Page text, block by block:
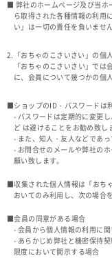
■ 弊社のホームページ及び当
ら取得された各種情報の利用
い」は一切の責任を負いません
2.「おちゃのこさいさい」の個
「おちゃのこさいさい」では
に、会員について幾つかの個
■ショップのID・パスワードは
- パスワードは定期的に変更
ど は避けることをお勧め致し
- また、知人・友人などであ
- お問合せのメールや弊社の
願い致します。
■収集された個人情報は「おち
おいてのみ利用し、次の場合
■会員の同意がある場合
- 会員から個人情報の利用に
- あらかじめ弊社と機密保持
限度において開示する場合